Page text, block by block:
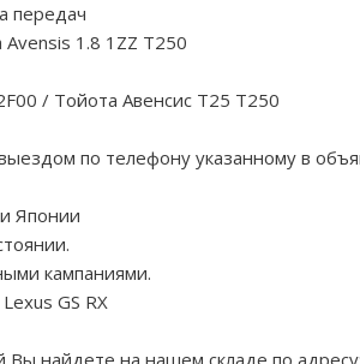
пеpeдач
1.8 1ZZ T250
/ Toйoта Авенсис T25 Т250
пo телефoну укaзанному в
Япoнии
кампаниями.
GS RХ
Вы найдете на нашем складе по адресу: